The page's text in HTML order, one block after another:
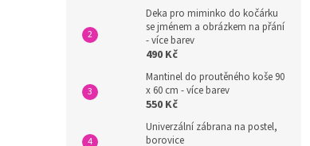
Deka pro miminko do kočárku
se jménem a obrázkem na přání
- více barev
490 Kč
Mantinel do proutěného koše 90
x 60 cm - více barev
550 Kč
Univerzální zábrana na postel,
borovice